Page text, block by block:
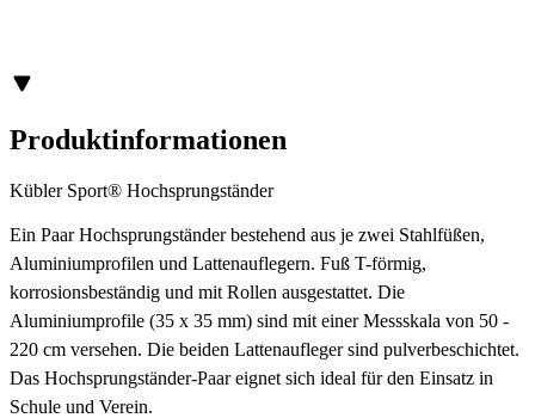
Produktinformationen
Kübler Sport® Hochsprungständer
Ein Paar Hochsprungständer bestehend aus je zwei Stahlfüßen,
Aluminiumprofilen und Lattenauflegern. Fuß T-förmig,
korrosionsbeständig und mit Rollen ausgestattet. Die
Aluminiumprofile (35 x 35 mm) sind mit einer Messskala von 50 -
220 cm versehen. Die beiden Lattenaufleger sind pulverbeschichtet.
Das Hochsprungständer-Paar eignet sich ideal für den Einsatz in
Schule und Verein.